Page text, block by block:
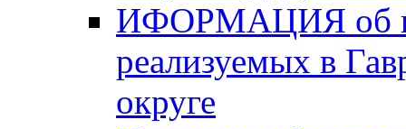
ИФОРМАЦИЯ об
реализуемых в
округе